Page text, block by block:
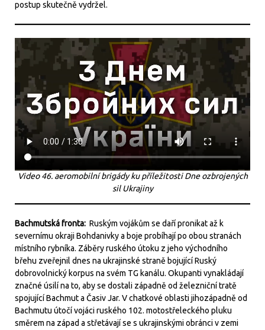
postup skutečně vydržel.
Video 46. aeromobilní brigády ku příležitosti Dne ozbrojených
sil Ukrajiny
Bachmutská fronta: Ruským vojákům se daří pronikat až k
severnímu okraji Bohdanivky a boje probíhají po obou stranách
místního rybníka. Záběry ruského útoku z jeho východního
břehu zveřejnil dnes na ukrajinské straně bojující Ruský
dobrovolnický korpus na svém TG kanálu. Okupanti vynakládají
značné úsilí na to, aby se dostali západně od železniční tratě
spojující Bachmut a Časiv Jar. V chatkové oblasti jihozápadně od
Bachmutu útočí vojáci ruského 102. motostřeleckého pluku
směrem na západ a střetávají se s ukrajinskými obránci v zemi